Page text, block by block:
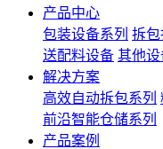
产品中心
包装设备系列 拆包
送配料设备 其他设
解决方案
高效自动拆包系列
前沿智能仓储系列
产品案例